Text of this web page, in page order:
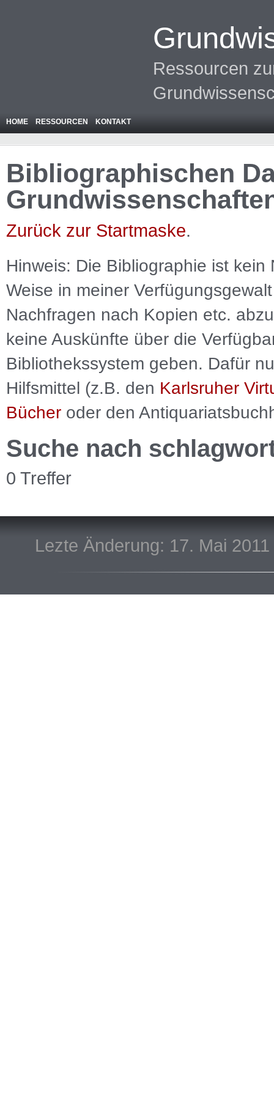
Ressourcen
HOME RESSOURCEN KONTAKT
Bibliographischen
Zurück zur Startmaske.
Hinweis: Die Bibliographie ist kein
Weise in meiner
Nachfragen nach Kopien etc.
keine Auskünfte über die
Bibliothekssystem geben. Dafür
Hilfsmittel (z.B. den Karlsruher
Bücher oder den
Suche nach
0 Treffer
Lezte Änderung: 17. Mai